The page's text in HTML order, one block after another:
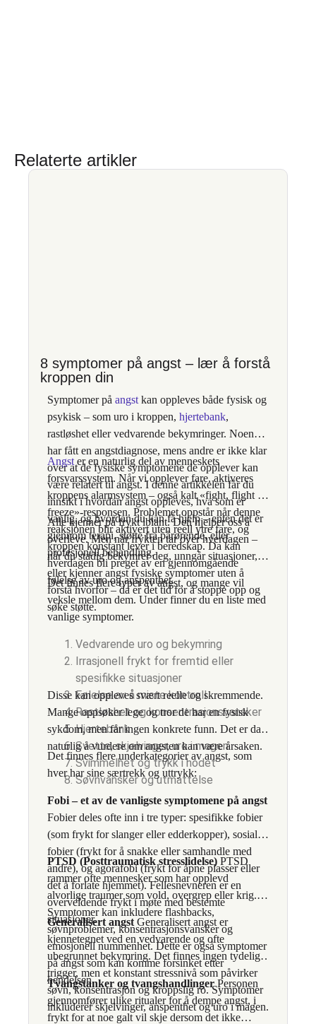
Relaterte artikler
8 symptomer på angst – lær å forstå
kroppen din
Symptomer på angst kan oppleves både fysisk og
psykisk – som uro i kroppen, hjertebank,
rastløshet eller vedvarende bekymringer. Noen
har fått en angstdiagnose, mens andre er ikke klar
over at de fysiske symptomene de opplever kan
være relatert til angst. I denne artikkelen får du
innsikt i hvordan angst oppleves, hva som er
vanlig, og hvordan du kan få hjelp – enten det er
gjennom terapi, støtte fra pårørende, eller
profesjonell behandling.
Angst er en naturlig del av menneskets
forsvarssystem. Når vi opplever fare, aktiveres
kroppens alarmsystem – også kalt «fight, flight or
freeze»-responsen. Problemet oppstår når denne
reaksjonen blir aktivert uten reell ytre fare, og
kroppen konstant lever i beredskap. Da kan
hverdagen bli preget av en gjennomgående
følelse av uro og anspenthet.
Alle kjenner på frykt iblant. Den hjelper oss å
overleve. Men når frykten tar over hverdagen –
når du stadig bekymrer deg, unngår situasjoner,
eller kjenner angst fysiske symptomer uten å
forstå hvorfor – da er det tid for å stoppe opp og
søke støtte.
Det finnes flere typer av angst, og mange vil
veksle mellom dem. Under finner du en liste med
vanlige symptomer.
Vedvarende uro og bekymring
Irrasjonell frykt for fremtid eller
spesifikke situasjoner
Følelse av å miste kontroll
Rastløshet og konsentrasjonsvansker
Hjertebank
Svette, skjelvinger, uro i magen
Svimmelhet og trykk i hodet
Søvnvansker og utmattelse
Disse kan oppleves svært reelle og skremmende.
Mange oppsøker lege og tror de har en fysisk
sykdom, men får ingen konkrete funn. Det er da
naturlig å vurdere om angsten kan være årsaken.
Det finnes flere underkategorier av angst, som
hver har sine særtrekk og uttrykk:
Fobi – et av de vanligste symptomene på angst
Fobier deles ofte inn i tre typer: spesifikke fobier
(som frykt for slanger eller edderkopper), sosiale
fobier (frykt for å snakke eller samhandle med
andre), og agorafobi (frykt for åpne plasser eller
det å forlate hjemmet). Fellesnevneren er en
overveldende frykt i møte med bestemte
situasjoner.
PTSD (Posttraumatisk stresslidelse) PTSD
rammer ofte mennesker som har opplevd
alvorlige traumer som vold, overgrep eller krig.
Symptomer kan inkludere flashbacks,
søvnproblemer, konsentrasjonsvansker og
emosjonell nummenhet. Dette er også symptomer
på angst som kan komme forsinket etter
hendelsen.
Generalisert angst Generalisert angst er
kjennetegnet ved en vedvarende og ofte
ubegrunnet bekymring. Det finnes ingen tydelig
trigger, men et konstant stressnivå som påvirker
søvn, konsentrasjon og kroppslig ro. Symptomer
inkluderer skjelvinger, anspenthet og uro i magen.
Tvangstanker og tvangshandlingerPersonen
gjennomfører ulike ritualer for å dempe angst, i
frykt for at noe galt vil skje dersom det ikke